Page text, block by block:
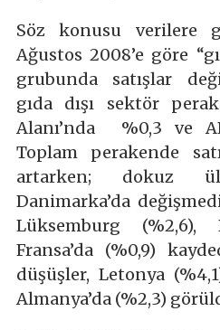
Söz konusu verilere
Ağustos 2008’e göre
grubunda satışlar
gıda dışı sektör
Alanı’nda %0,3 ve
Toplam perakende
artarken; dokuz
Danimarka’da
Lüksemburg
Fransa’da (%0,9)
düşüşler, Letonya
Almanya’da (%2,3)